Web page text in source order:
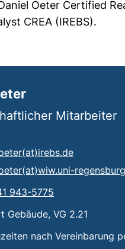
Oeter Certified
CREA (IREBS).
Mitarbeiter
(öffnet Ihr
E-Mail Adresse:
943-5775
Gebäude, VG 2.21
Informationen:
nach Vereinbarung